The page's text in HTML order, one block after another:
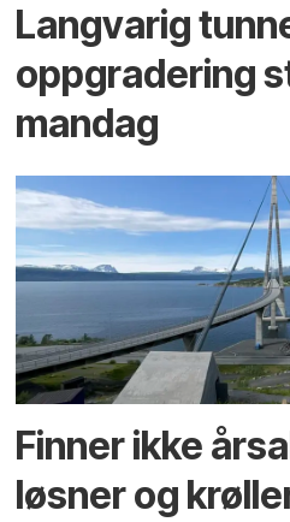
Langvarig
oppgradering
mandag
Finner ikke
løsner og